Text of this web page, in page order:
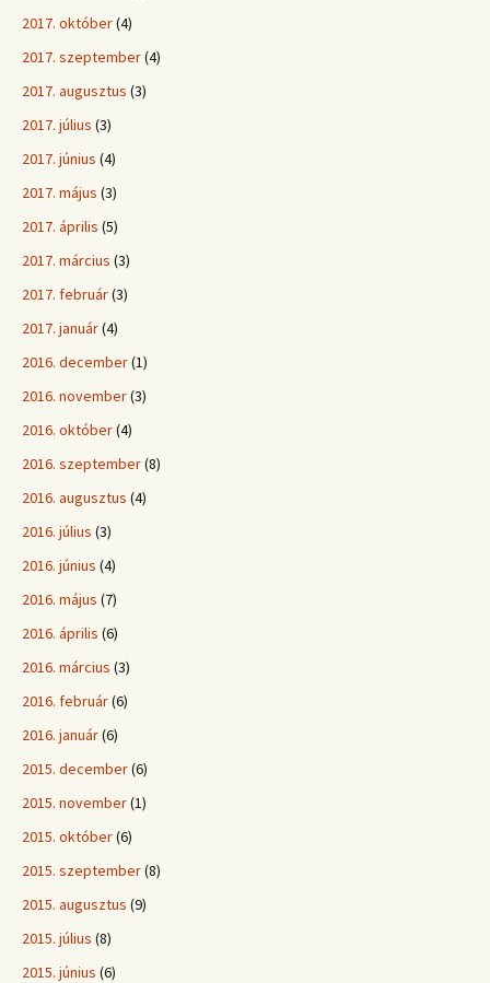
2017. október(4)
2017. szeptember(4)
2017. augusztus (3)
2017. július (3)
2017. június (4)
2017. május (3)
2017. április (5)
2017. március (3)
2017. február(3)
2017. január(4)
2016. december(1)
2016. november(3)
2016. október(4)
2016. szeptember(8)
2016. augusztus (4)
2016. július (3)
2016. június (4)
2016. május (7)
2016. április (6)
2016. március (3)
2016. február(6)
2016. január(6)
2015. december(6)
2015. november(1)
2015. október(6)
2015. szeptember(8)
2015. augusztus (9)
2015. július (8)
2015. június (6)